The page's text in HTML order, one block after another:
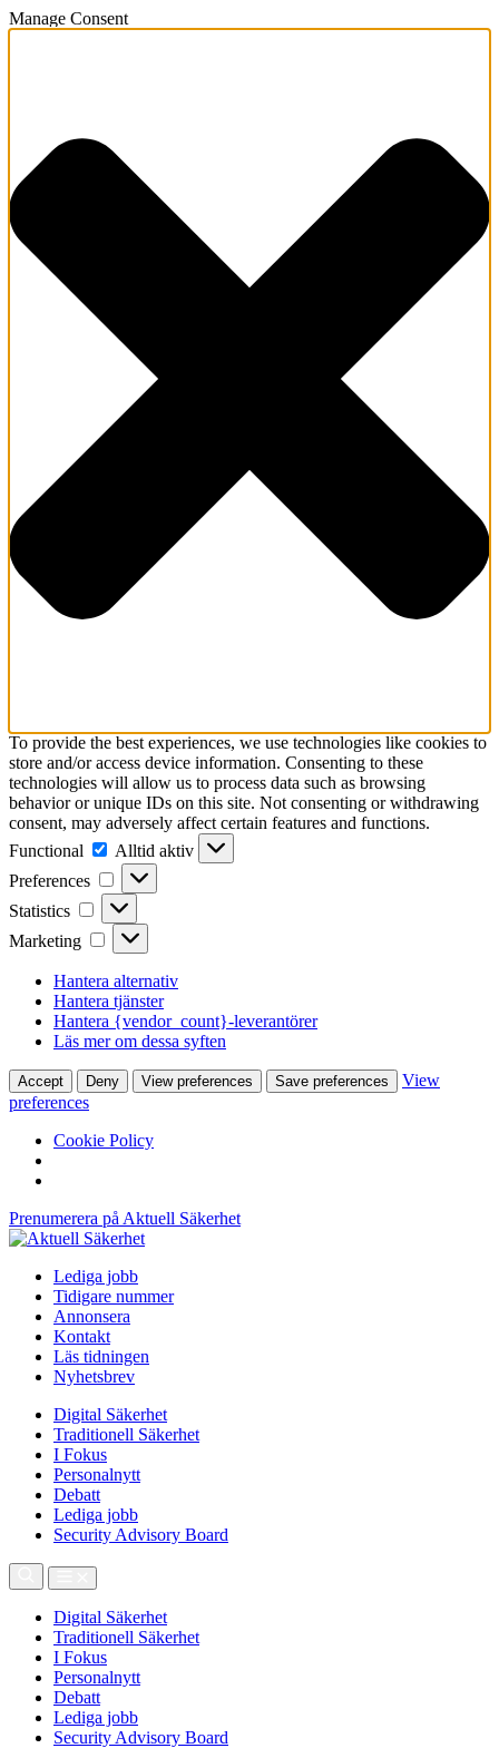
Manage Consent
To provide the best experiences, we use technologies like cookies to
store and/or access device information. Consenting to these
technologies will allow us to process data such as browsing
behavior or unique IDs on this site. Not consenting or withdrawing
consent, may adversely affect certain features and functions.
Functional
Functional
Alltid aktiv
Preferences
Preferences
Statistics Statistics
Marketing Marketing
Hantera alternativ
Hantera tjänster
Hantera {vendor_count}-leverantörer
Läs mer om dessa syften
Accept Deny View preferences Save preferences
View
preferences
Cookie Policy
Prenumerera på Aktuell Säkerhet
Lediga jobb
Tidigare nummer
Annonsera
Kontakt
Läs tidningen
Nyhetsbrev
Digital Säkerhet
Traditionell Säkerhet
I Fokus
Personalnytt
Debatt
Lediga jobb
Security Advisory Board
Digital Säkerhet
Traditionell Säkerhet
I Fokus
Personalnytt
Debatt
Lediga jobb
Security Advisory Board